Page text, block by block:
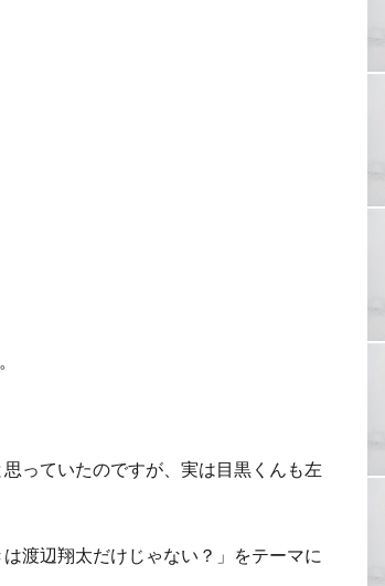
っていたのですが、実は目黒くんも左
渡辺翔太だけじゃない？」をテーマに